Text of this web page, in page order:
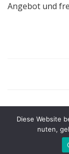
Angebot und
Diese Website
nuten,